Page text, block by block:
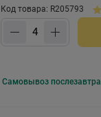
Код товара: R205793
Самовывоз послезавтра